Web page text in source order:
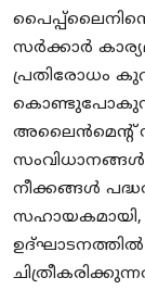
സർക്കാർ
പ്രതിരോധം
അലൈൻമെന്റ്
സംവിധാനങ്ങൾ
നീക്കങ്ങൾ
സഹായകമായി,
ഉദ്ഘാടനത്തിൽ